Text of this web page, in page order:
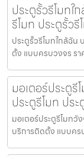
ประตูรั้วรีโมทใ
รีโมท ประตูรั้ว
ประตูรั้วรีโมทใกล้ฉัน
ตั้ง แบบครบวงจร รา
มอเตอร์ประตูรี
ประตูรีโมท ปร
มอเตอร์ประตูรีโมทวั
บริการติดตั้ง แบบคร